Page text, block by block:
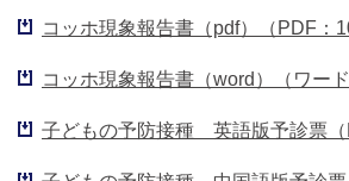
コッホ現象報告書（pdf）（PDF：
コッホ現象報告書（word）（ワード
子どもの予防接種 英語版予診票（